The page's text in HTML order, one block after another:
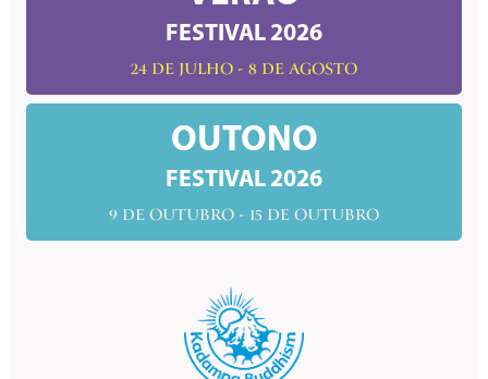
FESTIVAL 2026
24 DE JULHO - 8 DE AGOSTO
OUTONO
FESTIVAL 2026
9 DE OUTUBRO - 15 DE OUTUBRO